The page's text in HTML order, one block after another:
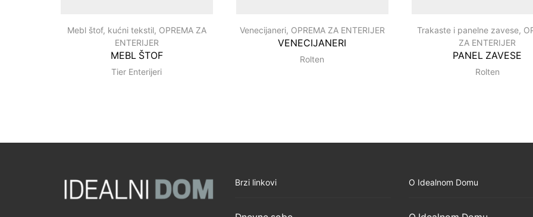
Mebl štof, kućni tekstil, OPREMA ZA
ENTERIJER
MEBL ŠTOF
Tier Enterijeri
Venecijaneri, OPREMA ZA ENTERIJER
VENECIJANERI
Rolten
Trakaste i panelne zavese,
ZA ENTERIJER
PANEL ZAVESE
Rolten
Brzi linkovi O Idealnom Domu